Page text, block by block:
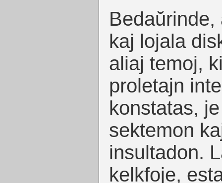
kaj lojala
aliaj temoj,
proletajn
konstatas,
sektemon
insultadon.
kelkfoje,